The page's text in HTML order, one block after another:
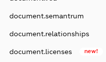
document.semantrum
document.relationships
document.licenses new!